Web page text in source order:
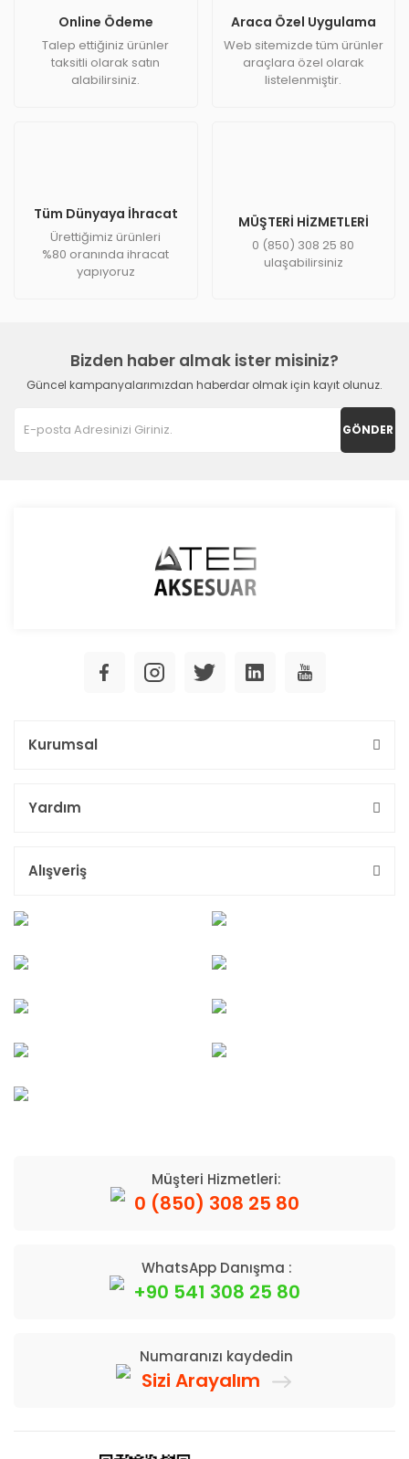
Online Ödeme
Talep ettiğiniz ürünler
taksitli olarak satın
alabilirsiniz.
Araca Özel Uygulama
Web sitemizde tüm ürünler
araçlara özel olarak
listelenmiştir.
Tüm Dünyaya İhracat
Ürettiğimiz ürünleri
%80 oranında ihracat
yapıyoruz
MÜŞTERİ HİZMETLERİ
0 (850) 308 25 80
ulaşabilirsiniz
Bizden haber almak ister misiniz?
Güncel kampanyalarımızdan haberdar olmak için kayıt olunuz.
GÖNDER
Kurumsal
Yardım
Alışveriş
Müşteri Hizmetleri:
0 (850) 308 25 80
WhatsApp Danışma :
+90 541 308 25 80
Numaranızı kaydedin
Sizi Arayalım